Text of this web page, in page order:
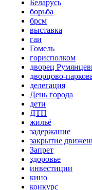
Беларусь
борьба
брсм
выставка
гаи
Гомель
горисполком
дворец
дворцово-
делегация
День города
дети
ДТП
жильё
задержание
закрытие
Запрет
здоровье
инвестиции
кино
конкурс